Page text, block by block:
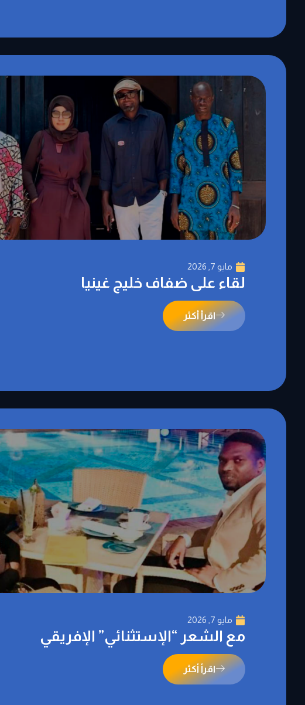
مايو 7, 2026
لقاء على ضفاف خليج غينيا
اقرأ أكثر
مايو 7, 2026
مع الشعر “الإستثنائي” الإفريقي
اقرأ أكثر